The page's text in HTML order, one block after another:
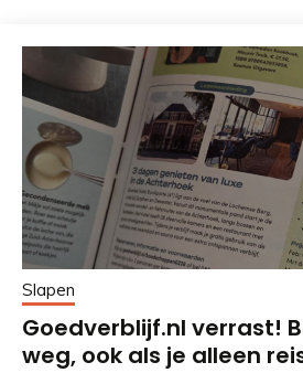
Slapen
Goedverblijf.nl verrast!
weg, ook als je alleen